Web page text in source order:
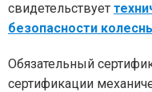
свидетельствует
безопасности
Обязательный
сертификации